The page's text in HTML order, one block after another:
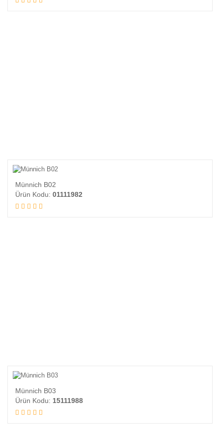
Münnich B02
Ürün Kodu: 01111982
Münnich B03
Ürün Kodu: 15111988